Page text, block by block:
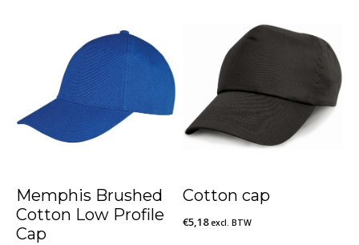
Memphis Brushed
Cotton Low Profile
Cap
Cotton cap
€5,18 excl. BTW